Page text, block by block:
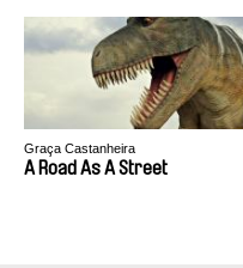
Graça Castanheira
A Road As A Street